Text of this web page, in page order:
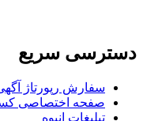
دسترسی سریع
سفارش رپورتاژ
صفحه اختصاصی
تبلیغات انبوه